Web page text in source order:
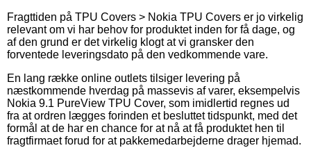
Fragttiden på TPU Covers > Nokia TPU Covers er jo virkelig
relevant om vi har behov for produktet inden for få dage, og
af den grund er det virkelig klogt at vi gransker den
forventede leveringsdato på den vedkommende vare.
En lang række online outlets tilsiger levering på
næstkommende hverdag på massevis af varer, eksempelvis
Nokia 9.1 PureView TPU Cover, som imidlertid regnes ud
fra at ordren lægges forinden et besluttet tidspunkt, med det
formål at de har en chance for at nå at få produktet hen til
fragtfirmaet forud for at pakkemedarbejderne drager hjemad.